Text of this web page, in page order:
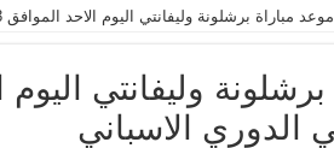
موعد مباراة برشلونة وليفانتي اليوم الاحد الموافق 13-12-2020، في الدوري الاسباني